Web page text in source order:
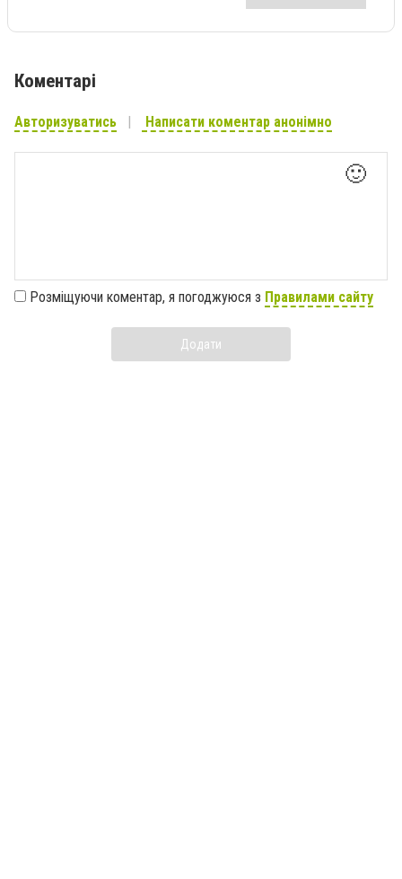
Коментарі
Авторизуватись Написати коментар анонімно
🙂
Розміщуючи коментар, я погоджуюся з Правилами сайту
Додати